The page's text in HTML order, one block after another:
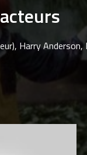
Harry